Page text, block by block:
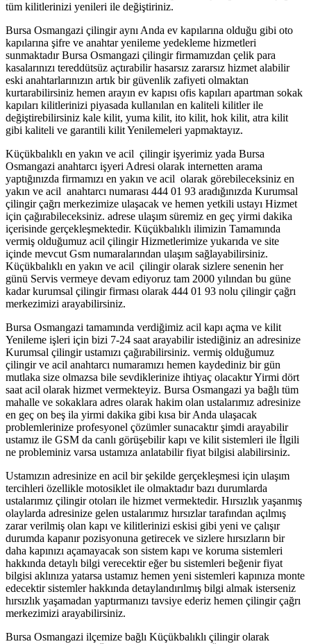
tüm kilitlerinizi yenileri ile değiştiriniz.
Bursa Osmangazi çilingir aynı Anda ev kapılarına olduğu gibi oto
kapılarına şifre ve anahtar yenileme yedekleme hizmetleri
sunmaktadır Bursa Osmangazi çilingir firmamızdan çelik para
kasalarınızı tereddütsüz açtırabilir hasarsız zararsız hizmet alabilir
eski anahtarlarınızın artık bir güvenlik zafiyeti olmaktan
kurtarabilirsiniz hemen arayın ev kapısı ofis kapıları apartman sokak
kapıları kilitlerinizi piyasada kullanılan en kaliteli kilitler ile
değiştirebilirsiniz kale kilit, yuma kilit, ito kilit, hok kilit, atra kilit
gibi kaliteli ve garantili kilit Yenilemeleri yapmaktayız.
Küçükbalıklı en yakın ve acil çilingir işyerimiz yada Bursa
Osmangazi anahtarcı işyeri Adresi olarak internetten arama
yaptığınızda firmamızı en yakın ve acil olarak görebileceksiniz en
yakın ve acil anahtarcı numarası 444 01 93 aradığınızda Kurumsal
çilingir çağrı merkezimize ulaşacak ve hemen yetkili ustayı Hizmet
için çağırabileceksiniz. adrese ulaşım süremiz en geç yirmi dakika
içerisinde gerçekleşmektedir. Küçükbalıklı ilimizin Tamamında
vermiş olduğumuz acil çilingir Hizmetlerimize yukarıda ve site
içinde mevcut Gsm numaralarından ulaşım sağlayabilirsiniz.
Küçükbalıklı en yakın ve acil çilingir olarak sizlere senenin her
günü Servis vermeye devam ediyoruz tam 2000 yılından bu güne
kadar kurumsal çilingir firması olarak 444 01 93 nolu çilingir çağrı
merkezimizi arayabilirsiniz.
Bursa Osmangazi tamamında verdiğimiz acil kapı açma ve kilit
Yenileme işleri için bizi 7-24 saat arayabilir istediğiniz an adresinize
Kurumsal çilingir ustamızı çağırabilirsiniz. vermiş olduğumuz
çilingir ve acil anahtarcı numaramızı hemen kaydediniz bir gün
mutlaka size olmazsa bile sevdiklerinize ihtiyaç olacaktır Yirmi dört
saat acil olarak hizmet vermekteyiz. Bursa Osmangazi ya bağlı tüm
mahalle ve sokaklara adres olarak hakim olan ustalarımız adresinize
en geç on beş ila yirmi dakika gibi kısa bir Anda ulaşacak
problemlerinize profesyonel çözümler sunacaktır şimdi arayabilir
ustamız ile GSM da canlı görüşebilir kapı ve kilit sistemleri ile İlgili
ne probleminiz varsa ustamıza anlatabilir fiyat bilgisi alabilirsiniz.
Ustamızın adresinize en acil bir şekilde gerçekleşmesi için ulaşım
tercihleri özellikle motosiklet ile olmaktadır bazı durumlarda
ustalarımız çilingir otoları ile hizmet vermektedir. Hırsızlık yaşanmış
olaylarda adresinize gelen ustalarımız hırsızlar tarafından açılmış
zarar verilmiş olan kapı ve kilitlerinizi eskisi gibi yeni ve çalışır
durumda kapanır pozisyonuna getirecek ve sizlere hırsızların bir
daha kapınızı açamayacak son sistem kapı ve koruma sistemleri
hakkında detaylı bilgi verecektir eğer bu sistemleri beğenir fiyat
bilgisi aklınıza yatarsa ustamız hemen yeni sistemleri kapınıza monte
edecektir sistemler hakkında detaylandırılmış bilgi almak isterseniz
hırsızlık yaşamadan yaptırmanızı tavsiye ederiz hemen çilingir çağrı
merkezimizi arayabilirsiniz.
Bursa Osmangazi ilçemize bağlı Küçükbalıklı çilingir olarak